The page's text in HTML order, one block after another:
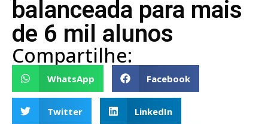
balanceada para mais
de 6 mil alunos
Compartilhe:
WhatsApp Facebook
Twitter LinkedIn